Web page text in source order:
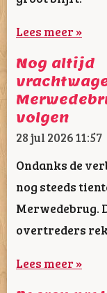
Lees meer »
Nog altijd
volgen
28 jul 202611:57
Ondanks de
nog steeds
Merwedebrug.
overtreders
Lees meer »